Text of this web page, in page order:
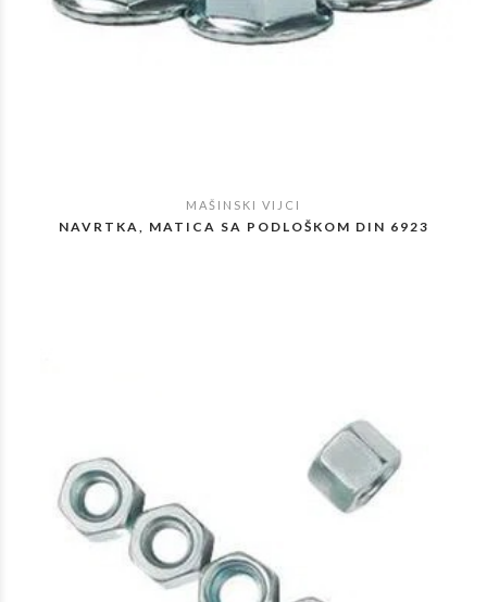
POGLEDAJ
MAŠINSKI VIJCI
NAVRTKA, MATICA SA PODLOŠKOM DIN 6923